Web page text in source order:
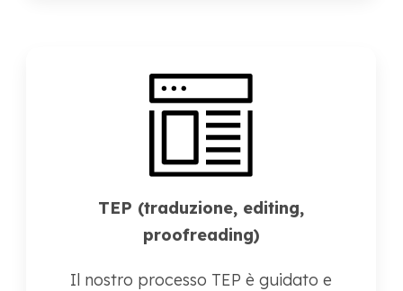
TEP (traduzione, editing,
proofreading)
Il nostro processo TEP è guidato e